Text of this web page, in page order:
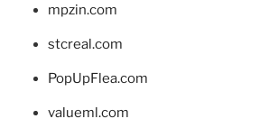
mpzin.com
stcreal.com
PopUpFlea.com
valueml.com